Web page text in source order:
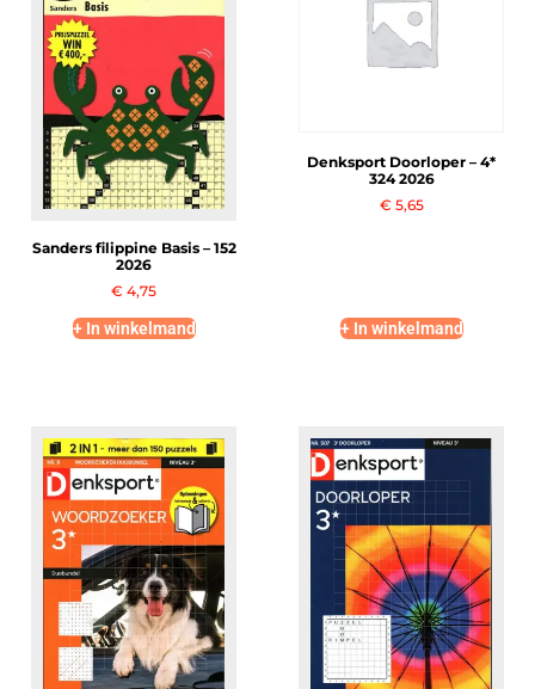
Sanders filippine Basis – 152
2026
€ 4,75
+ In winkelmand
Denksport Doorloper – 4*
324 2026
€ 5,65
+ In winkelmand